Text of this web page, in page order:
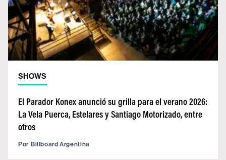
SHOWS
El Parador Konex anunció su grilla para el verano 2026:
La Vela Puerca, Estelares y Santiago Motorizado, entre
otros
Por Billboard Argentina